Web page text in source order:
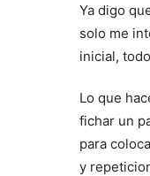
Ya digo
solo me
inicial,
Lo que
fichar un
para
y